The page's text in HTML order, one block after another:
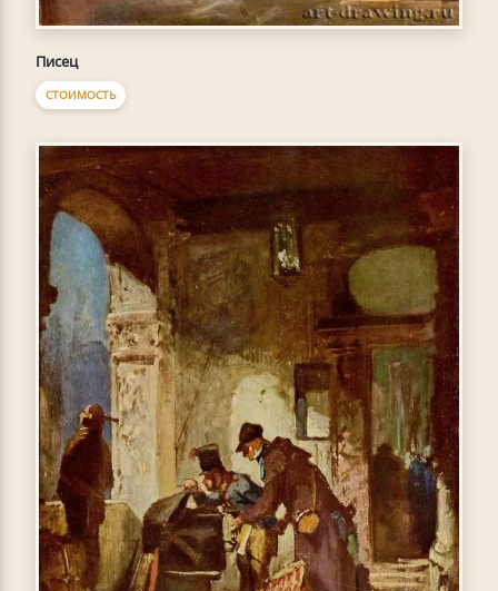
Писец
СТОИМОСТЬ